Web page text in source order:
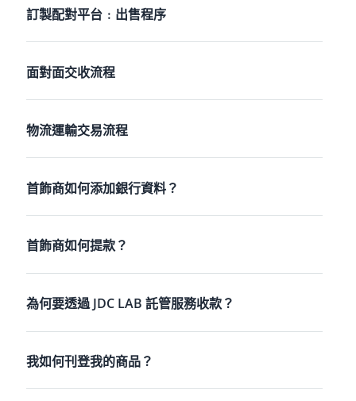
訂製配對平台﹕出售程序
面對面交收流程
物流運輸交易流程
首飾商如何添加銀行資料？
首飾商如何提款？
為何要透過 JDC LAB 託管服務收款？
我如何刊登我的商品？